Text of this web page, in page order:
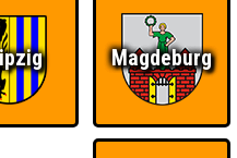
Magdeburg